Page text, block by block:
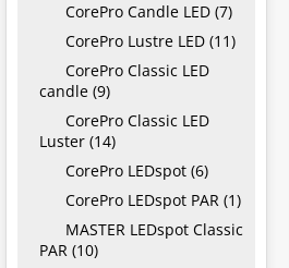
CorePro Candle LED (7)
CorePro Lustre LED (11)
CorePro Classic LED
candle (9)
CorePro Classic LED
Luster (14)
CorePro LEDspot (6)
CorePro LEDspot PAR (1)
MASTER LEDspot Classic
PAR (10)